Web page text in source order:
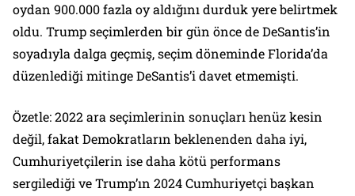
oydan 900.000 fazla oy aldığını durduk yere belirtmek
oldu. Trump seçimlerden bir gün önce de DeSantis’in
soyadıyla dalga geçmiş, seçim döneminde Florida’da
düzenlediği mitinge DeSantis’i davet etmemişti.
Özetle: 2022 ara seçimlerinin sonuçları henüz kesin
değil, fakat Demokratların beklenenden daha iyi,
Cumhuriyetçilerin ise daha kötü performans
sergilediği ve Trump’ın 2024 Cumhuriyetçi başkan